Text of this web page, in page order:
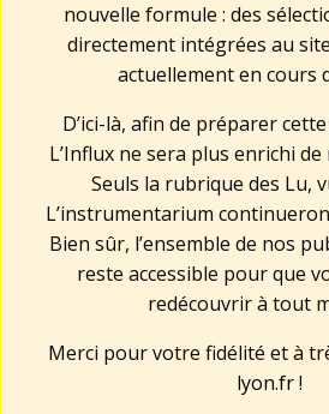
nouvelle formule : des
directement intégrées au
actuellement en cours
D’ici-là, afin de préparer
L’Influx ne sera plus enrichi
Seuls la rubrique des Lu,
L’instrumentarium
Bien sûr, l’ensemble de nos
reste accessible pour que
redécouvrir à tout
Merci pour votre fidélité et à
lyon.fr!